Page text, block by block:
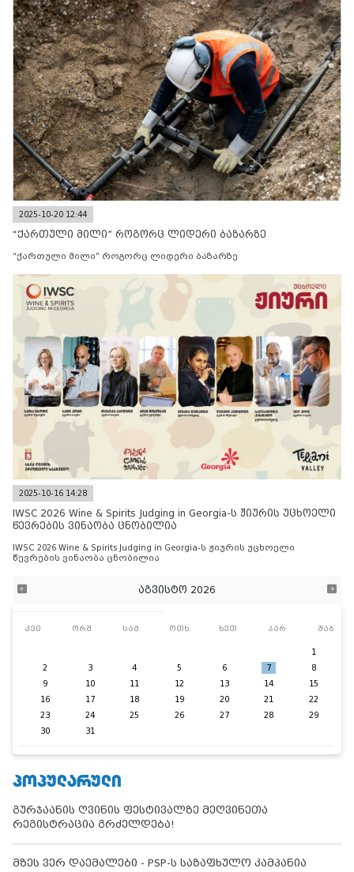
2025-10-20 12:44
“ქართული მილი” როგორც ლიდერი ბაზარზე
“ქართული მილი” როგორც ლიდერი ბაზარზე
2025-10-16 14:28
IWSC 2026 Wine & Spirits Judging in Georgia-ს ჟიურის უცხოელი
წევრების ვინაობა ცნობილია
IWSC 2026 Wine & Spirits Judging in Georgia-ს ჟიურის უცხოელი
წევრების ვინაობა ცნობილია
აგვისტო 2026
კვი ორშ სამ ოთხ ხუთ პარ შაბ
1
2
3 4 5 6 7
8
9
10 11 12 13 14
15
16
17 18 19 20 21
22
23
24 25 26 27 28
29
30
31
ᲞᲝᲞᲣᲚᲐᲠᲣᲚᲘ
გურჯაანის ღვინის ფესტივალზე მეღვინეთა
რეგისტრაცია გრძელდება!
მზეს ვერ დაემალები - PSP-ს საზაფხულო კამპანია